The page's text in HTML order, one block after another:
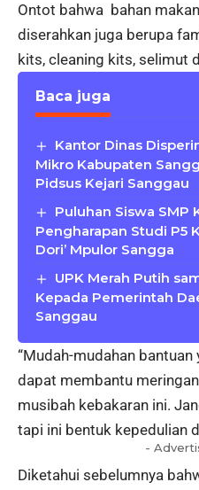
Ontot bahwa bahan
diserahkan juga berupa
kits, cleaning kits, selimut
Baca juga
Kantor Dinas
Mikro Kabupaten
Pidsus Kejari Sanggau
Puluhan Siswa SMP
Pengharapan Studi P5
Dori’ Mpulor Sangga
UPK Merah Putih
Kepada Pemerintah
Sanggau
“Mudah-mudahan
dapat membantu
musibah kebakaran ini.
tapi ini bentuk kepedulian
-
Diketahui sebelumnya